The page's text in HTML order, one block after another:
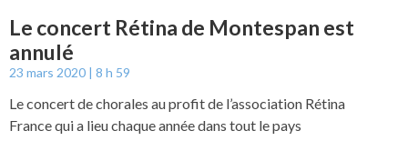
Le concert Rétina de Montespan est
annulé
23 mars 2020 8 h 59
Le concert de chorales au profit de l’association Rétina
France qui a lieu chaque année dans tout le pays